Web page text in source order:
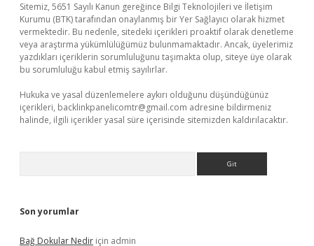
Sitemiz, 5651 Sayılı Kanun gereğince Bilgi Teknolojileri ve İletişim
Kurumu (BTK) tarafından onaylanmış bir Yer Sağlayıcı olarak hizmet
vermektedir. Bu nedenle, sitedeki içerikleri proaktif olarak denetleme
veya araştırma yükümlülüğümüz bulunmamaktadır. Ancak, üyelerimiz
yazdıkları içeriklerin sorumluluğunu taşımakta olup, siteye üye olarak
bu sorumluluğu kabul etmiş sayılırlar.
Hukuka ve yasal düzenlemelere aykırı olduğunu düşündüğünüz
içerikleri, backlinkpanelicomtr@gmail.com adresine bildirmeniz
halinde, ilgili içerikler yasal süre içerisinde sitemizden kaldırılacaktır.
Son yorumlar
Bağ Dokular Nedir için admin